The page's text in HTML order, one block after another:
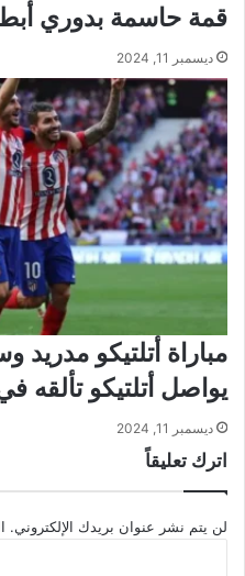
قمة حاسمة بدوري
ديسمبر 11, 2024
مباراة أتلتيكو مدريد
يواصل أتلتيكو تألقه
ديسمبر 11, 2024
اترك تعليقاً
لن يتم نشر عنوان بريدك الإلكتروني.